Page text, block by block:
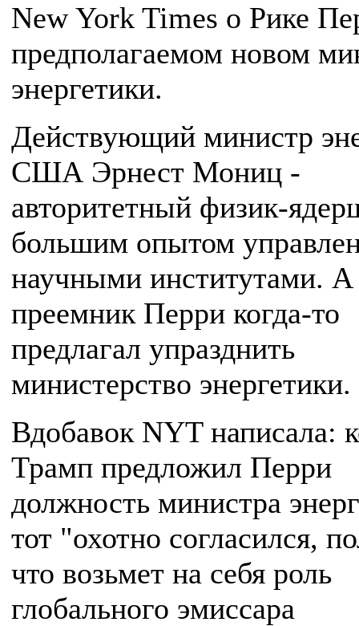
New York Times о Рике
предполагаемом новом
энергетики.
Действующий министр
США Эрнест Мониц -
авторитетный физик-
большим опытом
научными институтами. А
преемник Перри когда-то
предлагал упразднить
министерство энергетики.
Вдобавок NYT написала:
Трамп предложил Перри
должность министра
тот "охотно согласился,
что возьмет на себя роль
глобального эмиссара